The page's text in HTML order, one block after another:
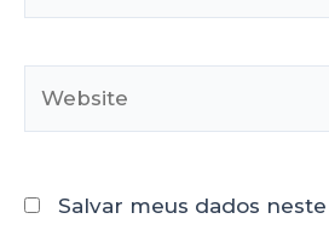
Salvar meus dados